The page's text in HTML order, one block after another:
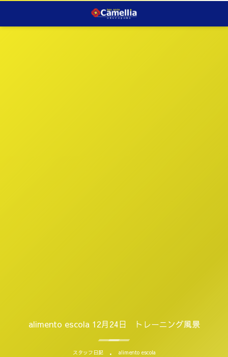
alimento escola 12月24日 トレーニング風景
スタッフ日記 alimento escola